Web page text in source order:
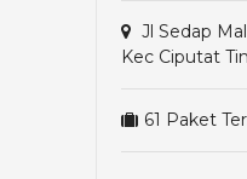
Jl Sedap
Kec Ciputat
61 Paket